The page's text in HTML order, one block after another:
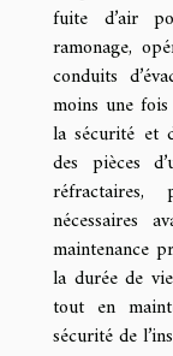
fuite d’air
ramonage,
conduits
moins une
la sécurité et
des pièces
réfractaires,
nécessaires
maintenance
la durée de
tout en
sécurité de